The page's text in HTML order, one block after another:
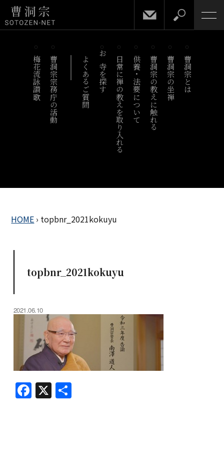
梅花流詠讃歌 曹洞宗宗務庁の活動 よくあるご質問 お寺を探す 日常に禅の教えを取り入れる供養・法要について曹洞宗の教えに触れる 曹洞宗の坐禅 曹洞宗とは
HOME › topbnr_2021kokuyu
topbnr_2021kokuyu
2021.06.10
F
a
X 共